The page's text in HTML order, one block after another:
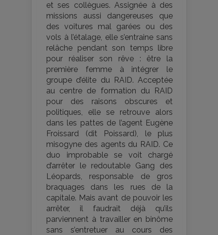
et ses collègues. Assignée à des
missions aussi dangereuses que
des voitures mal garées ou des
vols à l’étalage, elle s’entraine sans
relâche pendant son temps libre
pour réaliser son rêve : être la
première femme à intégrer le
groupe d’élite du RAID. Acceptée
au centre de formation du RAID
pour des raisons obscures et
politiques, elle se retrouve alors
dans les pattes de l’agent Eugène
Froissard (dit Poissard), le plus
misogyne des agents du RAID. Ce
duo improbable se voit chargé
d’arrêter le redoutable Gang des
Léopards, responsable de gros
braquages dans les rues de la
capitale. Mais avant de pouvoir les
arrêter, il faudrait déjà qu’ils
parviennent à travailler en binôme
sans s’entretuer au cours des